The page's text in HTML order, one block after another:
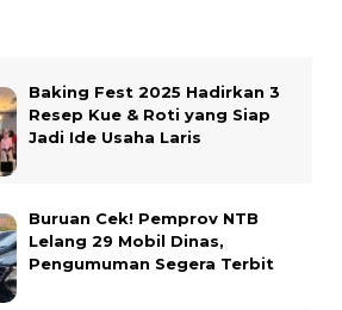
Baking Fest 2025 Hadirkan 3
Resep Kue & Roti yang Siap
Jadi Ide Usaha Laris
Buruan Cek! Pemprov NTB
Lelang 29 Mobil Dinas,
Pengumuman Segera Terbit